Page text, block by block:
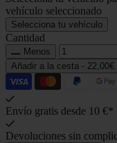
vehículo seleccionado
Selecciona tu vehículo
Cantidad
Menos
Añadir a la cesta - 22,00€
Envío gratis desde 10 €*
Devoluciones sin